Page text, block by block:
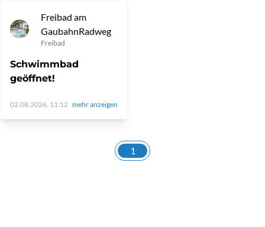
Freibad am
GaubahnRadweg
Freibad
Schwimmbad
geöffnet!
02.08.2026, 11:12 mehr anzeigen
1